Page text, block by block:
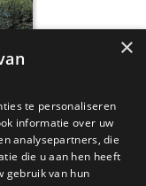
×
te personaliseren
informatie over uw
analysepartners, die
die u aan hen heeft
gebruik van hun